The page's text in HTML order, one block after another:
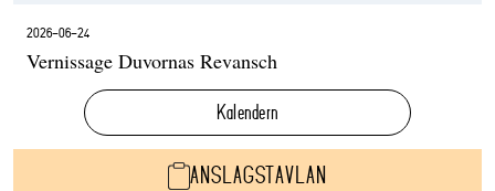
2026-06-24
Vernissage Duvornas Revansch
Kalendern
ANSLAGSTAVLAN